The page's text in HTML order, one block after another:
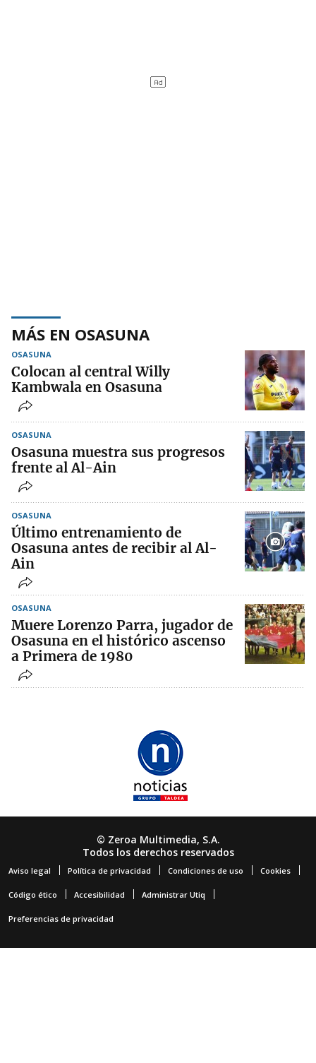
MÁS EN OSASUNA
OSASUNA
Colocan al central Willy
Kambwala en Osasuna
OSASUNA
Osasuna muestra sus progresos
frente al Al-Ain
OSASUNA
Último entrenamiento de
Osasuna antes de recibir al Al-
Ain
OSASUNA
Muere Lorenzo Parra, jugador de
Osasuna en el histórico ascenso
a Primera de 1980
© Zeroa Multimedia, S.A.
Todos los derechos reservados
Aviso legal Política de privacidad Condiciones de uso Cookies
Código ético Accesibilidad Administrar Utiq
Preferencias de privacidad